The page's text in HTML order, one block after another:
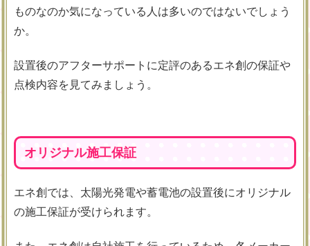
ものなのか気になっている人は多いのではないでしょう
か。
設置後のアフターサポートに定評のあるエネ創の保証や
点検内容を見てみましょう。
オリジナル施工保証
エネ創では、太陽光発電や蓄電池の設置後にオリジナル
の施工保証が受けられます。